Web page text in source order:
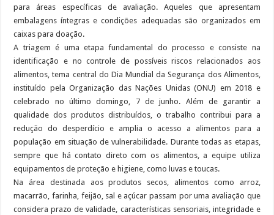
para áreas específicas de avaliação. Aqueles que apresentam
embalagens íntegras e condições adequadas são organizados em
caixas para doação.
A triagem é uma etapa fundamental do processo e consiste na
identificação e no controle de possíveis riscos relacionados aos
alimentos, tema central do Dia Mundial da Segurança dos Alimentos,
instituído pela Organização das Nações Unidas (ONU) em 2018 e
celebrado no último domingo, 7 de junho. Além de garantir a
qualidade dos produtos distribuídos, o trabalho contribui para a
redução do desperdício e amplia o acesso a alimentos para a
população em situação de vulnerabilidade. Durante todas as etapas,
sempre que há contato direto com os alimentos, a equipe utiliza
equipamentos de proteção e higiene, como luvas e toucas.
Na área destinada aos produtos secos, alimentos como arroz,
macarrão, farinha, feijão, sal e açúcar passam por uma avaliação que
considera prazo de validade, características sensoriais, integridade e